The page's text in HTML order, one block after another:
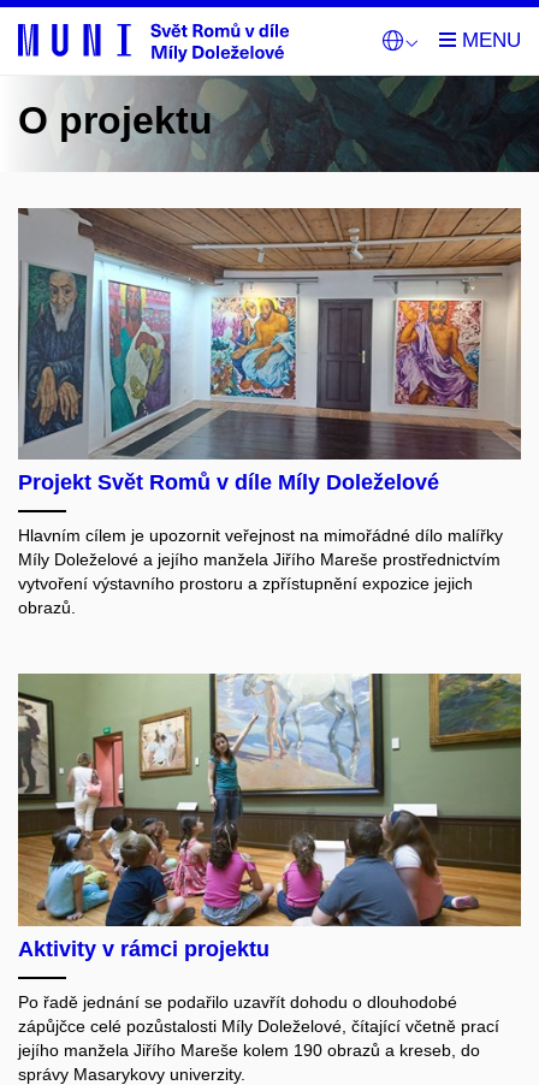
O projektu
Projekt Svět Romů v díle Míly Doleželové
Hlavním cílem je upozornit veřejnost na mimořádné dílo malířky
Míly Doleželové a jejího manžela Jiřího Mareše prostřednictvím
vytvoření výstavního prostoru a zpřístupnění expozice jejich
obrazů.
Aktivity v rámci projektu
Po řadě jednání se podařilo uzavřít dohodu o dlouhodobé
zápůjčce celé pozůstalosti Míly Doleželové, čítající včetně prací
jejího manžela Jiřího Mareše kolem 190 obrazů a kreseb, do
správy Masarykovy univerzity.